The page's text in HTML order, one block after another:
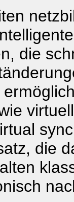
die
die